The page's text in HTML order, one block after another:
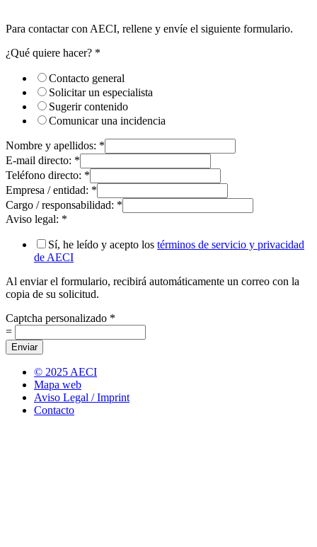
Para contactar con AECI, rellene y envíe el siguiente formulario.
¿Qué quiere hacer? *
Contacto general
Solicitar un especialista
Sugerir contenido
Comunicar una incidencia
Nombre y apellidos: *
E-mail directo: *
Teléfono directo: *
Empresa / entidad: *
Cargo / responsabilidad: *
Aviso legal: *
Sí, he leído y acepto los términos de servicio y privacidad
de AECI
Al enviar el formulario, recibirá automáticamente un correo con la
copia de su solicitud.
Captcha personalizado *
=
Enviar
© 2025 AECI
Mapa web
Aviso Legal / Imprint
Contacto